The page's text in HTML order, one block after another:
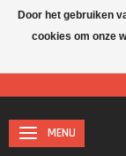
Let op: I.v.m. de
MENU
Door het gebruiken
cookies om onze